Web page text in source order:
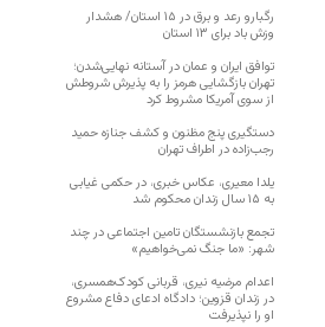
رگبارو رعد و برق در ۱۵ استان/ هشدار
وزش باد برای ۱۳ استان‌
توافق ایران و عمان در آستانه نهایی‌شدن؛
تهران بازگشایی هرمز را به پذیرش شروطش
از سوی آمریکا مشروط کرد
دستگیری پنج مظنون و کشف جنازه حمید
رجب‌زاده در اطراف تهران
یلدا معیری، عکاس خبری، در حکمی غیابی
به ۱۵ سال زندان محکوم شد
تجمع بازنشستگان تامین اجتماعی در چند
شهر: «ما جنگ نمی‌خواهیم»
اعدام مرضیه نیری، قربانی کودک‌همسری،
در زندان قزوین؛ دادگاه ادعای دفاع مشروع
او را نپذیرفت